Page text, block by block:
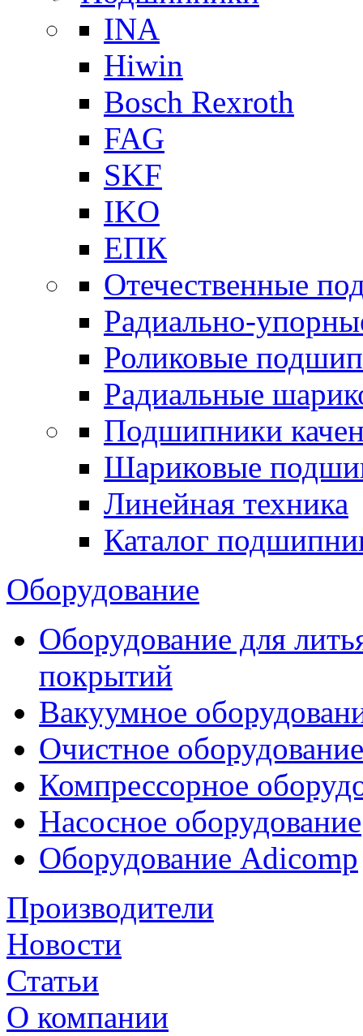
INA
Hiwin
Bosch Rexroth
FAG
SKF
IKO
ЕПК
Отечественные
Радиально-
Роликовые
Радиальные
Подшипники
Шариковые
Линейная техника
Каталог
Оборудование
Оборудование для
покрытий
Вакуумное
Очистное оборудование
Компрессорное
Насосное оборудование
Оборудование Adicomp
Производители
Новости
Статьи
О компании